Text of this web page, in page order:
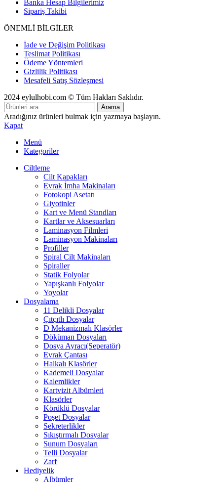
Banka Hesap Bilgilerimiz
Sipariş Takibi
ÖNEMLİ BİLGİLER
İade ve Değişim Politikası
Teslimat Politikası
Ödeme Yöntemleri
Gizlilik Politikası
Mesafeli Satış Sözleşmesi
2024 eylulhobi.com © Tüm Hakları Saklıdır.
Arama
Aradığınız ürünleri bulmak için yazmaya başlayın.
Kapat
Menü
Kategoriler
Ciltleme
Cilt Kapakları
Evrak İmha Makinaları
Fotokopi Asetatı
Giyotinler
Kart ve Menü Standları
Kartlar ve Aksesuarları
Laminasyon Filmleri
Laminasyon Makinaları
Profiller
Spiral Cilt Makinaları
Spiraller
Statik Folyolar
Yapışkanlı Folyolar
Yoyolar
Dosyalama
11 Delikli Dosyalar
Çıtçıtlı Dosyalar
D Mekanizmalı Klasörler
Döküman Dosyaları
Dosya Ayracı(Seperatör)
Evrak Çantası
Halkalı Klasörler
Kademeli Dosyalar
Kalemlikler
Kartvizit Albümleri
Klasörler
Körüklü Dosyalar
Poşet Dosyalar
Sekreterlikler
Sıkıştırmalı Dosyalar
Sunum Dosyaları
Telli Dosyalar
Zarf
Hediyelik
Albümler